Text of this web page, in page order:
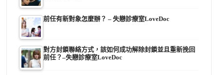
前任有新對象怎麼辦？ – 失戀診療室LoveDoc
對方封鎖聯絡方式，該如何成功解除封鎖並且重新挽回
前任？–失戀診療室LoveDoc